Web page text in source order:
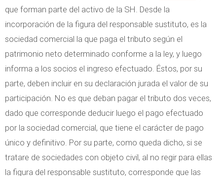
que forman parte del activo de la SH. Desde la
incorporación de la figura del responsable sustituto, es la
sociedad comercial la que paga el tributo según el
patrimonio neto determinado conforme a la ley, y luego
informa a los socios el ingreso efectuado. Éstos, por su
parte, deben incluir en su declaración jurada el valor de su
participación. No es que deban pagar el tributo dos veces,
dado que corresponde deducir luego el pago efectuado
por la sociedad comercial, que tiene el carácter de pago
único y definitivo. Por su parte, como queda dicho, si se
tratare de sociedades con objeto civil, al no regir para ellas
la figura del responsable sustituto, corresponde que las